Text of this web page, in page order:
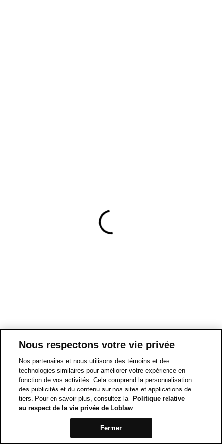
Nous respectons votre vie privée
Nos partenaires et nous utilisons des témoins et des
technologies similaires pour améliorer votre expérience en
fonction de vos activités. Cela comprend la personnalisation
des publicités et du contenu sur nos sites et applications de
tiers. Pour en savoir plus, consultez la
Politique relative
au respect de la vie privée de Loblaw
Fermer